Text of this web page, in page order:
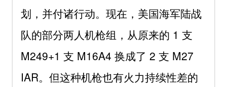
划，并付诸行动。现在，美国海军陆战
队的部分两人机枪组，从原来的 1 支
M249+1 支 M16A4 换成了 2 支 M27
IAR。但这种机枪也有火力持续性差的